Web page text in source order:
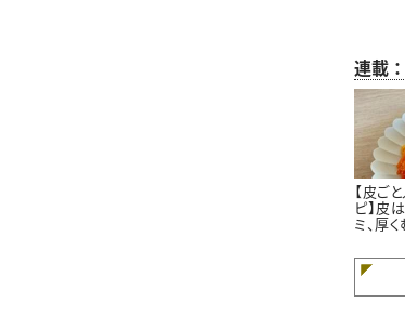
連載
【皮ご
ピ】皮
ミ、厚
のお手